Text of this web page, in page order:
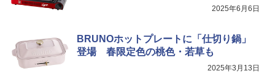
2025年6月6日
BRUNOホットプレートに「仕切り鍋」
登場 春限定色の桃色・若草も
2025年3月13日